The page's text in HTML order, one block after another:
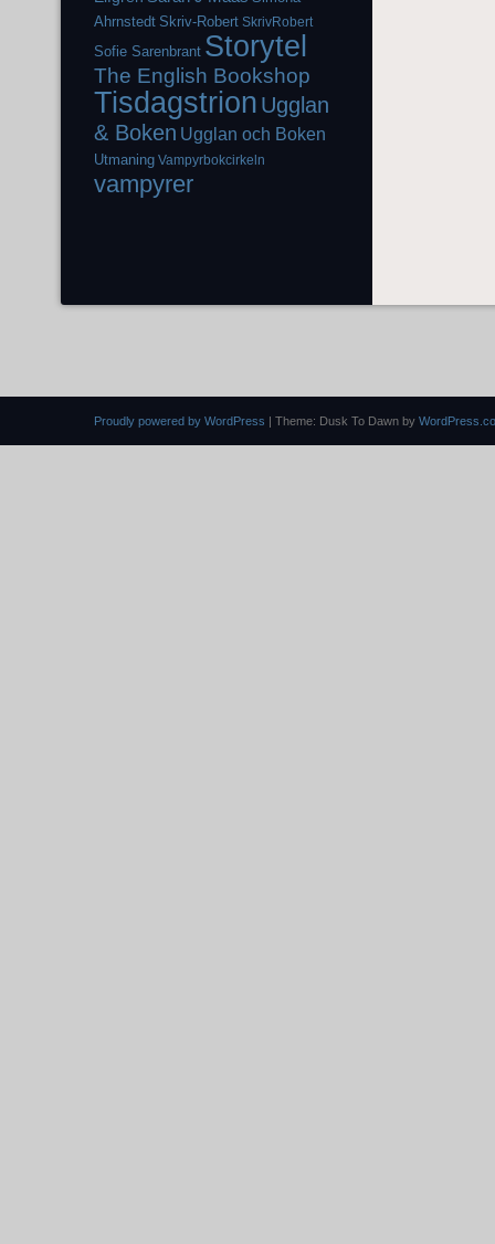
Ahrnstedt Skriv-Robert SkrivRobert
Sofie Sarenbrant Storytel
The English Bookshop
Tisdagstrion Ugglan
& Boken Ugglan och Boken
Utmaning Vampyrbokcirkeln
vampyrer
Proudly powered by WordPress | Theme: Dusk To Dawn by